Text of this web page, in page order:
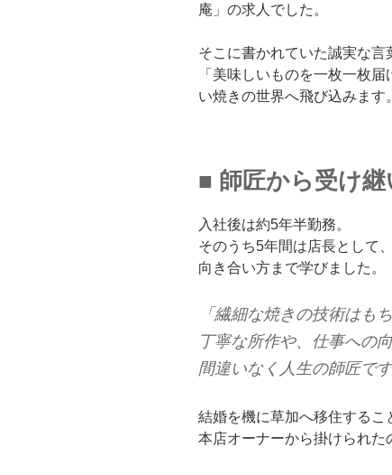
庵」の求人でした。
そこに書かれていた誠実な言
「美味しいものを一枚一枚
い焼きの世界へ飛び込みます。
■ 師匠から受け継
入社後は約5年半勤務。
そのうち5年間は店長として
向き合い方まで学びました。
「繊細な焼きの技術はもち
丁寧な所作や、仕事への
間違いなく人生の師匠です
結婚を機に草加へ移住するこ
本店オーナーから掛けられた